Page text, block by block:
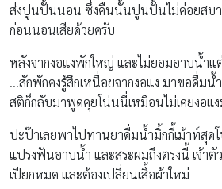
ส่งปูนปั้นนอน ซึ่งคืนนั้นปูนปั้นไม่ค่อยสบา
ก่อนนอนเสียด้วยครับ
หลังจากงอแงพักใหญ่ และไม่ยอมอาบน้ำ
…สักพักคงรู้สึกเหนื่อยจากงอแง มาขอดื่มน้
สติก็กลับมาพูดคุยโน่นนี่เหมือนไม่เคยงอแ
ปะป๊าเลยพาไปทานยาดื่มน้ำมิ้กกี้เม้าท์สุด
แปรงฟันอาบน้ำ และสระผมถึงตรงนี้ เจ้า
เปียกหมด และต้องเปลี่ยนเสื้อผ้าใหม่